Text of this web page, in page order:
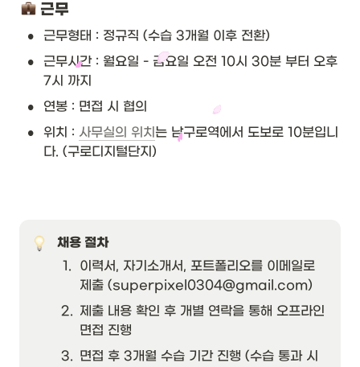
근무
• 근무형태 : 정규직 (수습 3개월 이후 전환)
•
근무시간 : 월요일 - 금요일 오전 10시 30분 부터 오후
7시 까지
• 연봉 : 면접 시 협의
• 위치 : 사무실의 위치 는 남구로역에서 도보로 10분입니
다. (구로디지털단지)
채용 절차
1 .
이력서, 자기소개서, 포트폴리오를 이메일로
제출 (superpixel0304@gmail.com)
2. 제출 내용 확인 후 개별 연락을 통해 오프라인
면접 진행
3. 면접 후 3개월 수습 기간 진행 (수습 통과 시